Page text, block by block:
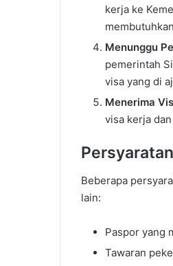
kerja ke
Menunggu
pemerintah
visa yang di
Menerima
visa kerja
Beberapa
lain:
Paspor yang
Tawaran